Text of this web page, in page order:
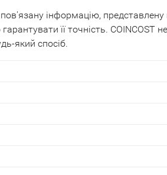
пов'язану інформацію,
її точність. COINCOST
який спосіб.